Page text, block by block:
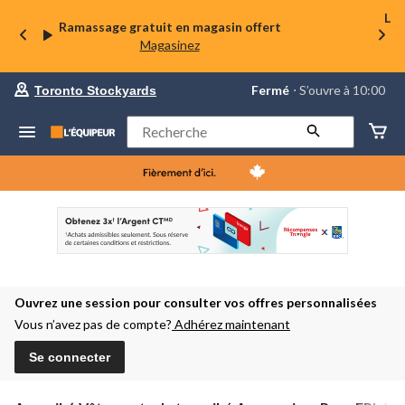
Ramassage gratuit en magasin offert
Magasinez
La
préféré
Toronto
Stockyards,
courament
Fermé,
à
à
10:00
Toronto Stockyards Fermé ⋅ S’ouvre à 10:00
Rechercher
Ouvrez une session pour consulter vos offres personnalisées
Vous n’avez pas de compte? Adhérez maintenant
Se connecter